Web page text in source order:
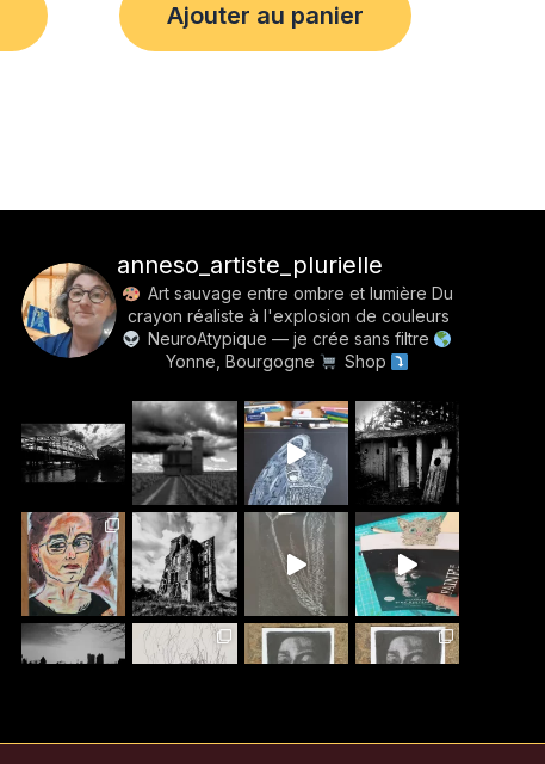
Ajouter au panier
anneso_artiste_plurielle
Art sauvage entre ombre et lumière Du
crayon réaliste à l'explosion de couleurs
NeuroAtypique — je crée sans filtre
Yonne, Bourgogne
Shop